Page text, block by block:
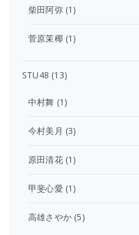
柴田阿弥(1)
菅原茉椰(1)
STU48 (13)
中村舞 (1)
今村美月 (3)
原田清花(1)
甲斐心愛 (1)
高雄さやか (5)